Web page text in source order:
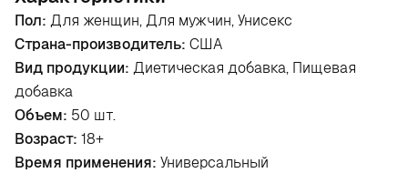
Пол: Для женщин, Для мужчин, Унисекс
Страна-производитель: США
Вид продукции: Диетическая добавка, Пищевая
добавка
Объем: 50 шт.
Возраст: 18+
Время применения: Универсальный